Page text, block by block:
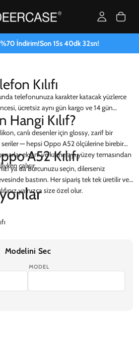
İndirim!Son15s40dk32sn!
Kılıfı
telefonunuza karakter katacak yüzlerce
ücretsiz aynı gün kargo ve 14 gün
Kılıf?
canlı desenler için glossy, zarif bir
seriler — hepsi Oppo A52 ölçülerine birebir
ekranı ve kamerayı yüzey temasından
çalışır.
A52 Kılıfı
ya da burcunuzu seçin, dilerseniz
bastırın. Her sipariş tek tek üretilir ve
yalnızca size özel olur.
Modelini Sec
MODEL